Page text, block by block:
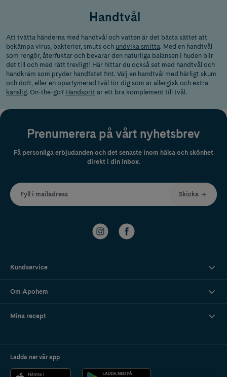
Handtvål
Att tvätta händerna med handtvål och vatten är det bästa sättet att
bekämpa virus, bakterier, smuts och undvika smitta. Med en handtvål
som rengör, återfuktar och bevarar den naturliga balansen i huden blir
det till och med rätt trevligt! Här hittar du också set med handtvål och
handkräm som pryder handfatet fint. Välj en handtvål med härligt skum
och doft, eller en oparfymerad tvål för dig som är allergisk och extra
känslig. On-the-go? Handsprit är ett bra komplement till tvål.
Prenumerera på vårt nyhetsbrev
Få personliga erbjudanden och det senaste inom hälsa och skönhet
direkt i din inbox.
Fyll i mailadress Skicka
Kundservice
Om Apohem
Mina recept
Ladda ner vår app